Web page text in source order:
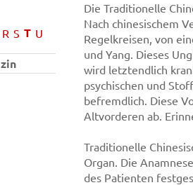
R S T U
Die Traditionelle
Nach chinesischem
Regelkreisen, von
und Yang. Dieses
wird letztendlich
psychischen und
befremdlich. Diese
Altvorderen ab.
Traditionelle
Organ. Die
des Patienten